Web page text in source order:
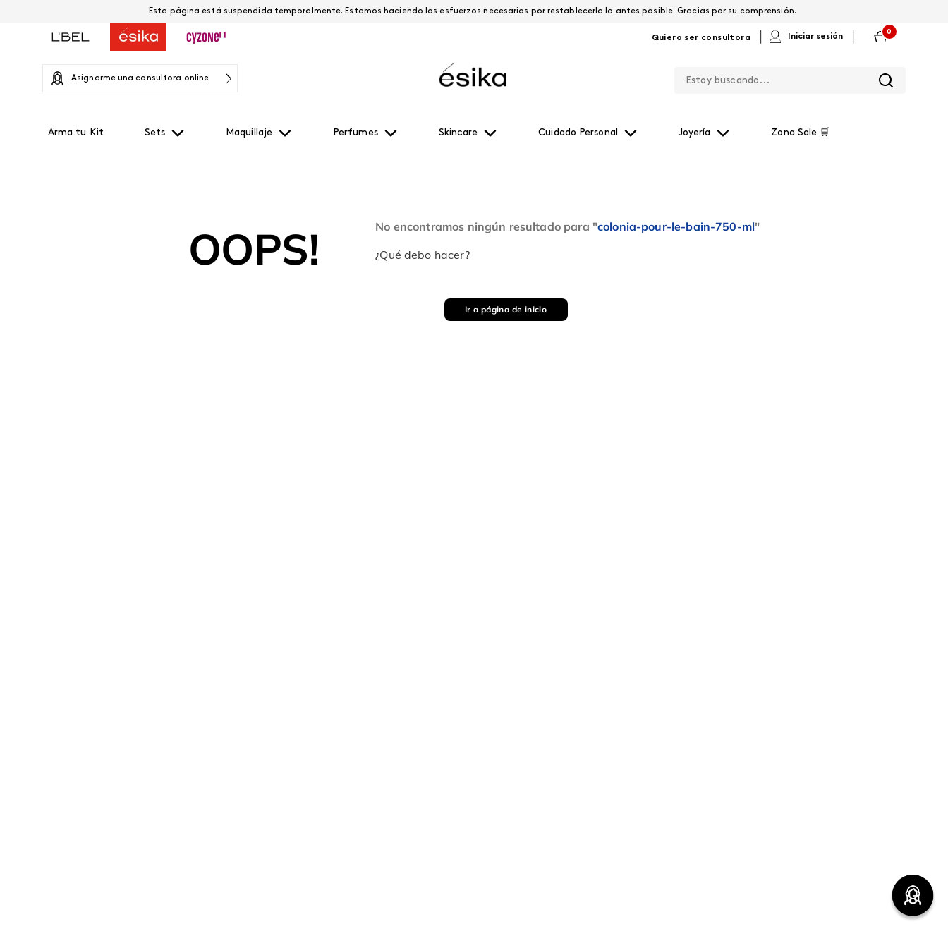
Quiero ser consultora Iniciar sesión
0
Asignarme una consultora online
Arma tu Kit Sets Maquillaje Perfumes Skincare Cuidado Personal Joyería Zona Sale 🛒
Esta página está suspendida temporalmente. Estamos haciendo los esfuerzos necesarios por restablecerla lo antes posible. Gracias por su comprensión.
OOPS! No encontramos ningún resultado para "colonia-pour-le-bain-750-ml"
¿Qué debo hacer?
Ir a página de inicio